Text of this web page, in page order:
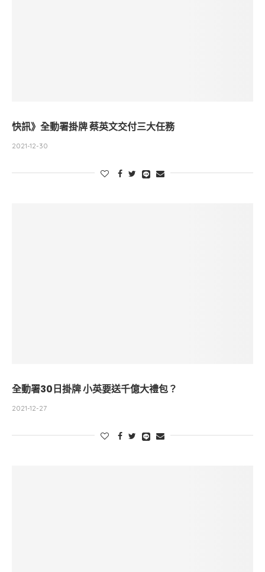
快訊》全動署掛牌 蔡英文交付三大任務
2021-12-30
全動署30日掛牌 小英要送千億大禮包？
2021-12-27